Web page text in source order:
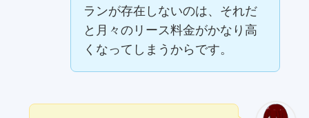
ランが存在しないのは、それだ
と月々のリース料金がかなり高
くなってしまうからです。